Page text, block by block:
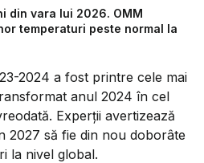
din vara lui 2026. OMM
temperaturi peste normal la
2024 a fost printre cele mai
anul 2024 în cel
Experții avertizează
2027 să fie din nou doborâte
la nivel global.